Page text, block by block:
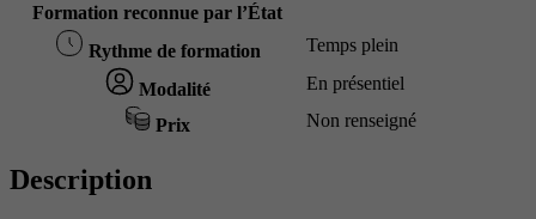
Formation reconnue par l’État
Rythme de formation Temps plein
Modalité En présentiel
Prix Non renseigné
Description